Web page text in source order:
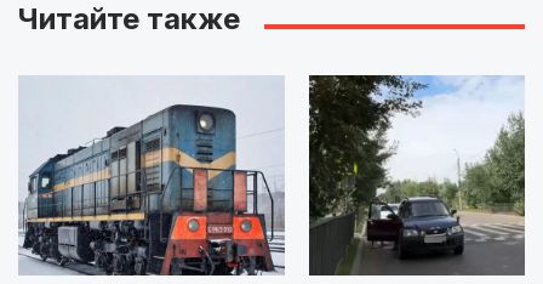
Читайте также